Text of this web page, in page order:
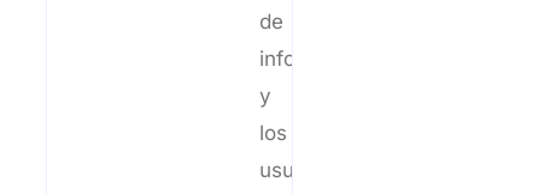
de
informática
y
los
usuarios